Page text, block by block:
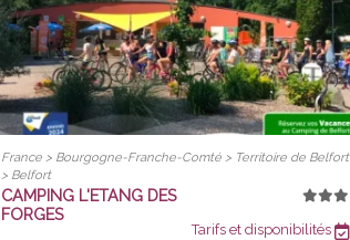
France > Bourgogne-Franche-Comté > Territoire de Belfort
> Belfort
CAMPING L'ETANG DES
FORGES
Tarifs et disponibilités